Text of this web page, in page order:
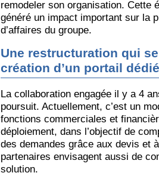
remodeler son organisation. Cette
généré un impact important sur la
d’affaires du groupe.
Une restructuration qui
création d’un portail
La collaboration engagée il y a 4
poursuit. Actuellement, c’est un
fonctions commerciales et
déploiement, dans l’objectif de
des demandes grâce aux devis et
partenaires envisagent aussi de
solution.